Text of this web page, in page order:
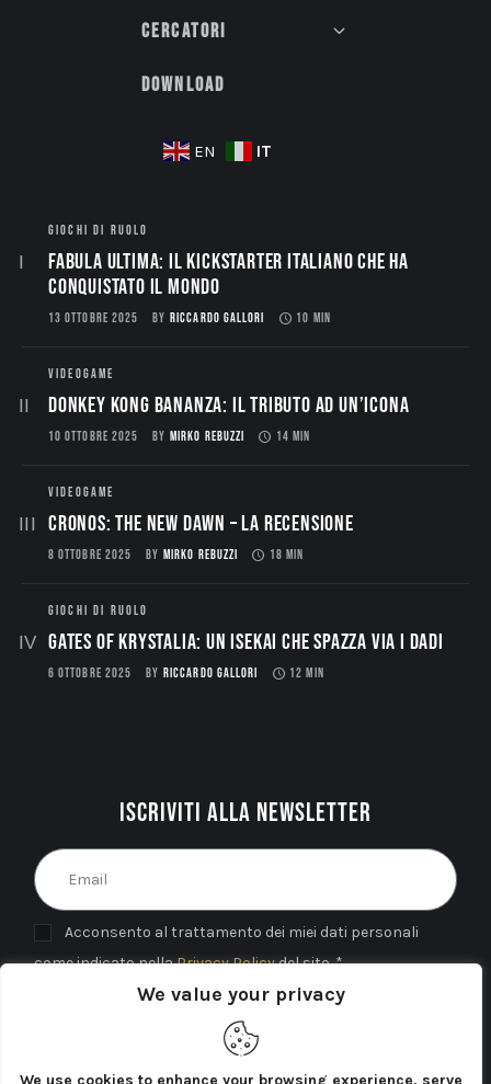
We value your privacy
We use cookies to enhance your browsing experience, serve
Cercatori
Download
EN IT
GIOCHI DI RUOLO
Fabula Ultima: il Kickstarter italiano che ha
conquistato il mondo
13 OTTOBRE 2025 BY RICCARDO GALLORI 10 MIN
VIDEOGAME
Donkey Kong Bananza: Il Tributo ad un’Icona
10 OTTOBRE 2025 BY MIRKO REBUZZI 14 MIN
VIDEOGAME
CRONOS: THE NEW DAWN – La Recensione
8 OTTOBRE 2025 BY MIRKO REBUZZI 18 MIN
GIOCHI DI RUOLO
Gates of Krystalia: Un Isekai che spazza via i dadi
6 OTTOBRE 2025 BY RICCARDO GALLORI 12 MIN
Iscriviti alla newsletter
Acconsento al trattamento dei miei dati personali
come indicato nellaPrivacy Policydel sito. *
INVIA